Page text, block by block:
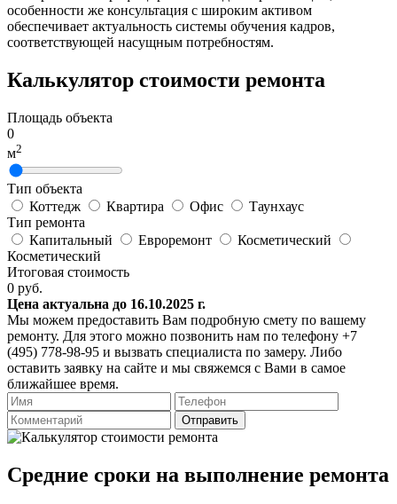
особенности же консультация с широким активом
обеспечивает актуальность системы обучения кадров,
соответствующей насущным потребностям.
Калькулятор стоимости ремонта
Площадь объекта
0
м2
Тип объекта
Коттедж
Квартира Офис
Таунхаус
Тип ремонта
Капитальный
Евроремонт
Косметический
Косметический
Итоговая стоимость
0 руб.
Цена актуальна до 16.10.2025 г.
Мы можем предоставить Вам подробную смету по вашему
ремонту. Для этого можно позвонить нам по телефону +7
(495) 778-98-95 и вызвать специалиста по замеру. Либо
оставить заявку на сайте и мы свяжемся с Вами в самое
ближайшее время.
Отправить
Средние сроки на выполнение ремонта